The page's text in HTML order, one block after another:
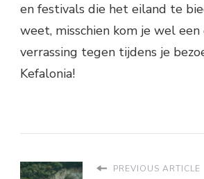
en festivals die het eiland te
weet, misschien kom je wel
verrassing tegen tijdens je
Kefalonia!
PREVIOUS ARTICLE